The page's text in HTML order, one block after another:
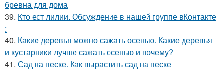
бревна для дома
39. Кто ест лилии. Обсуждение в нашей группе вКонтакте
:
40. Какие деревья можно сажать осенью. Какие деревья
и кустарники лучше сажать осенью и почему?
41. Сад на песке. Как вырастить сад на песке